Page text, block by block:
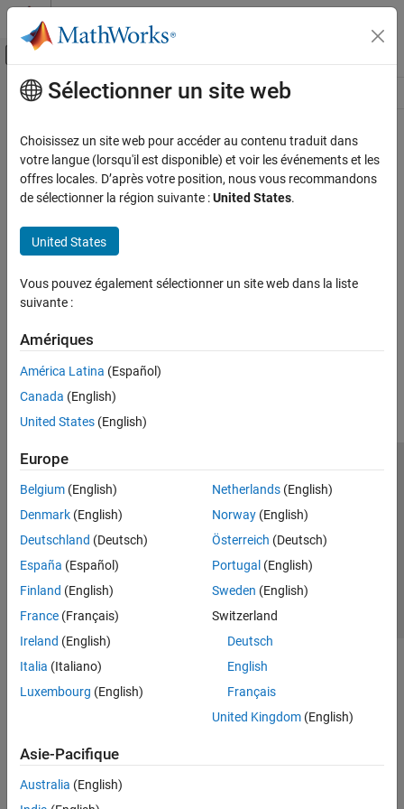
Passer au contenu
Activer/désactiver l'affichage du menu
Ressource
Contenu principal
Sélectionner un site web
Choisissez un site web pour accéder au contenu traduit dans
votre langue (lorsqu'il est disponible) et voir les événements et les
offres locales. D’après votre position, nous vous recommandons
de sélectionner la région suivante :United States.
United States
Vous pouvez également sélectionner un site web dans la liste
suivante :
Amériques
América Latina (Español)
Canada (English)
United States (English)
Europe
Belgium (English)
Denmark (English)
Deutschland (Deutsch)
España (Español)
Finland (English)
France (Français)
Ireland (English)
Italia (Italiano)
Luxembourg (English)
Netherlands(English)
Norway(English)
Österreich (Deutsch)
Portugal (English)
Sweden (English)
Switzerland
Deutsch
English
Français
United Kingdom(English)
Asie-Pacifique
Australia (English)
Lutte anti-piratage
Contacts locaux
© 1994-2026 The MathWorks, Inc.